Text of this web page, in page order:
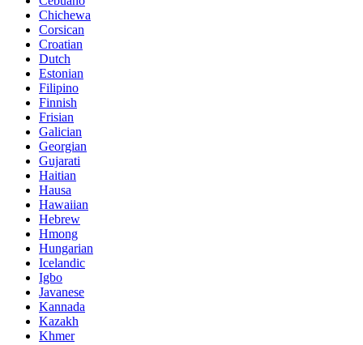
Chichewa
Corsican
Croatian
Dutch
Estonian
Filipino
Finnish
Frisian
Galician
Georgian
Gujarati
Haitian
Hausa
Hawaiian
Hebrew
Hmong
Hungarian
Icelandic
Igbo
Javanese
Kannada
Kazakh
Khmer